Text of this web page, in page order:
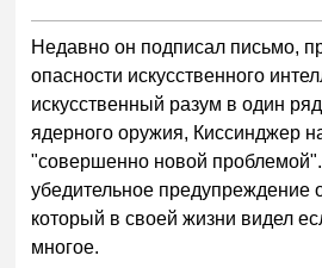
Недавно он подписал письмо,
опасности искусственного
искусственный разум в один
ядерного оружия, Киссинджер
"совершенно новой
убедительное предупреждение
который в своей жизни видел
многое.